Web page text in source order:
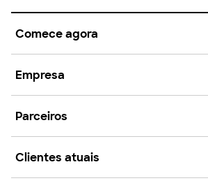
Comece agora
Empresa
Parceiros
Clientes atuais